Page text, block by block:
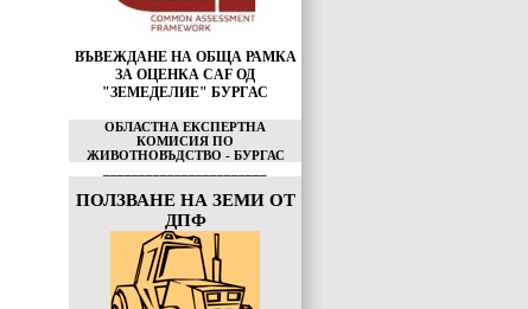
ВЪВЕЖДАНЕ НА ОБЩА РАМКА
ЗА ОЦЕНКА CAF ОД
"ЗЕМЕДЕЛИЕ" БУРГАС
ОБЛАСТНА ЕКСПЕРТНА
КОМИСИЯ ПО
ЖИВОТНОВЪДСТВО - БУРГАС
ПОЛЗВАНЕ НА ЗЕМИ ОТ
ДПФ